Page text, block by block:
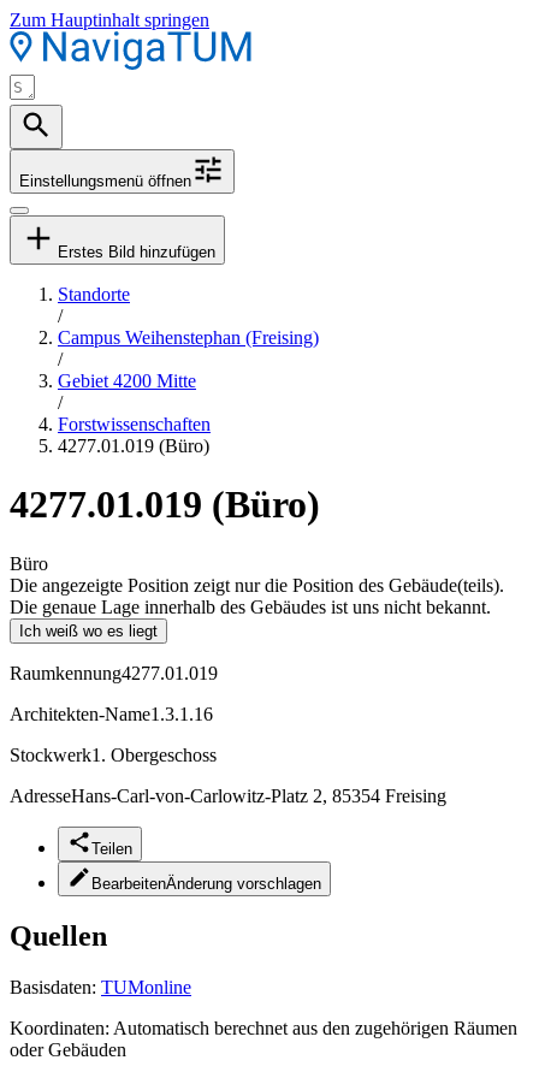
Zum Hauptinhalt springen
Einstellungsmenü öffnen
Erstes Bild hinzufügen
Standorte
/
Campus Weihenstephan (Freising)
/
Gebiet 4200 Mitte
/
Forstwissenschaften
4277.01.019 (Büro)
4277.01.019 (Büro)
Büro
Die angezeigte Position zeigt nur die Position des Gebäude(teils).
Die genaue Lage innerhalb des Gebäudes ist uns nicht bekannt.
Ich weiß wo es liegt
Raumkennung4277.01.019
Architekten-Name1.3.1.16
Stockwerk1. Obergeschoss
AdresseHans-Carl-von-Carlowitz-Platz 2, 85354 Freising
Teilen
BearbeitenÄnderung vorschlagen
Quellen
Basisdaten: TUMonline
Koordinaten: Automatisch berechnet aus den zugehörigen Räumen
oder Gebäuden